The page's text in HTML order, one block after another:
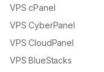
VPS cPanel
VPS CyberPanel
VPS CloudPanel
VPS BlueStacks